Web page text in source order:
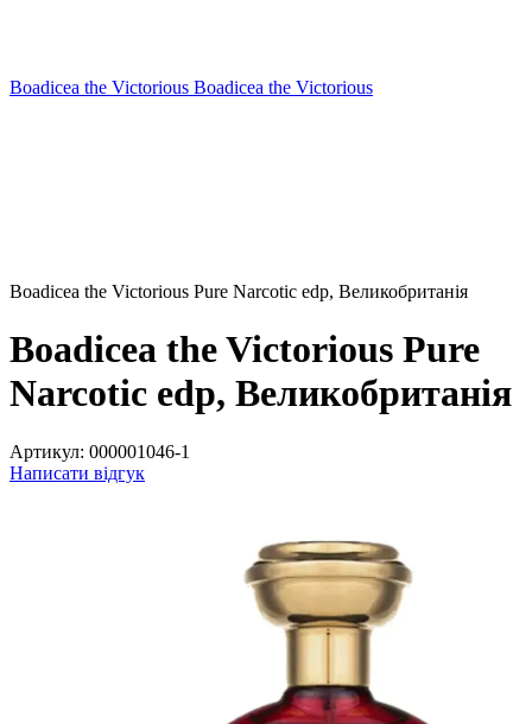
Boadicea the Victorious Boadicea the Victorious
Boadicea the Victorious Pure Narcotic edp, Великобританія
Boadicea the Victorious Pure
Narcotic edp, Великобританія
Артикул: 000001046-1
Написати відгук